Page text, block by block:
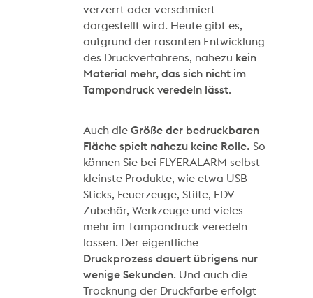
verzerrt oder verschmiert
dargestellt wird. Heute gibt es,
aufgrund der rasanten Entwicklung
des Druckverfahrens, nahezu kein
Material mehr, das sich nicht im
Tampondruck veredeln lässt.
Auch dieGröße der bedruckbaren
Fläche spielt nahezu keine Rolle. So
können Sie bei FLYERALARM selbst
kleinste Produkte, wie etwa USB-
Sticks, Feuerzeuge, Stifte, EDV-
Zubehör, Werkzeuge und vieles
mehr im Tampondruck veredeln
lassen. Der eigentliche
Druckprozess dauert übrigens nur
wenige Sekunden. Und auch die
Trocknung der Druckfarbe erfolgt